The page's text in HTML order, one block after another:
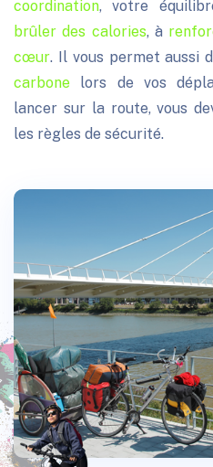
coordination, votre
brûler des calories, à
cœur. Il vous permet aussi
carbone lors de vos
lancer sur la route, vous
les règles de sécurité.